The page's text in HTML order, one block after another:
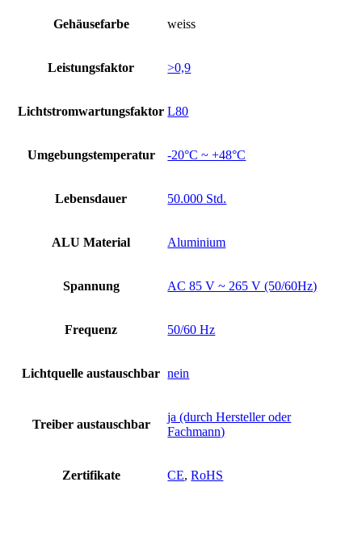
Gehäusefarbe weiss
Leistungsfaktor >0,9
Lichtstromwartungsfaktor L80
Umgebungstemperatur -20°C ~ +48°C
Lebensdauer 50.000 Std.
ALU Material Aluminium
Spannung AC 85 V ~ 265 V (50/60Hz)
Frequenz 50/60 Hz
Lichtquelle austauschbar nein
Treiber austauschbar
ja (durch Hersteller oder
Fachmann)
Zertifikate CE,RoHS